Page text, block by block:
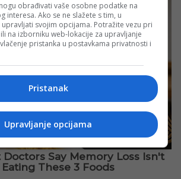
obrađivati vaše osobne podatke na
interesa. Ako se ne slažete s tim, u
upravljati svojim opcijama. Potražite vezu pri
na izborniku web-lokacije za upravljanje
pristanka u postavkama privatnosti i
Pristanak
Upravljanje opcijama